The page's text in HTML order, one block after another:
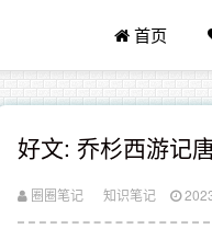
首页
好文: 乔杉西游记
圈圈笔记 知识笔记